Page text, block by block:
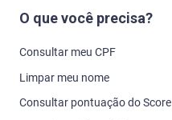
O que você precisa?
Consultar meu CPF
Limpar meu nome
Consultar pontuação do Score